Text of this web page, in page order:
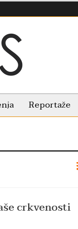
Reportaže
crkvenosti